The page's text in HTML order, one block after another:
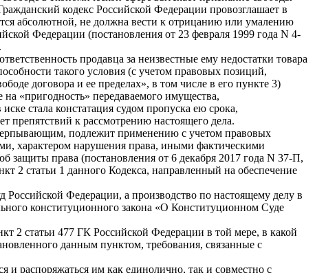
кодекс Российской Федерации провозглашает в
абсолютной, не должна вести к отрицанию или умалению
Федерации (постановления от 23 февраля 1999 года N 4-
продавца за неизвестные ему недостатки товара
такого условия (с учетом правовых позиций,
договора и ее пределах», в том числе в его пункте 3)
«пригодность» передаваемого имущества,
стала констатация судом пропуска ею срока,
препятствий к рассмотрению настоящего дела.
подлежит применению с учетом правовых
характером нарушения права, иными фактическими
защиты права (постановления от 6 декабря 2017 года N 37-П,
2 статьи 1 данного Кодекса, направленный на обеспечение
Федерации, а производство по настоящему делу в
конституционного закона «О Конституционном Суде
2 статьи 477 ГК Российской Федерации в той мере, в какой
данным пунктом, требования, связанные с
и распоряжаться им как единолично, так и совместно с